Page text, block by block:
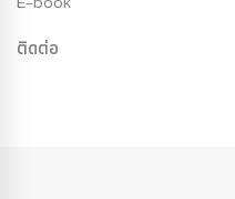
ติดต่อ